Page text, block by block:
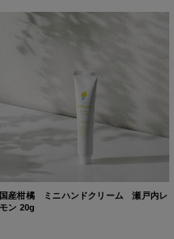
国産柑橘 ミニハンドクリーム 瀬戸内レ
モン 20g